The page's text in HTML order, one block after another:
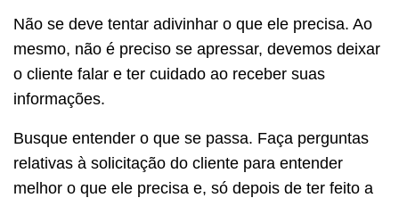
Não se deve tentar adivinhar o que ele precisa. Ao
mesmo, não é preciso se apressar, devemos deixar
o cliente falar e ter cuidado ao receber suas
informações.
Busque entender o que se passa. Faça perguntas
relativas à solicitação do cliente para entender
melhor o que ele precisa e, só depois de ter feito a